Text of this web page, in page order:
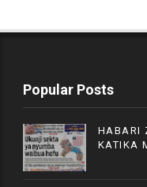
Popular Posts
HABARI
KATIKA